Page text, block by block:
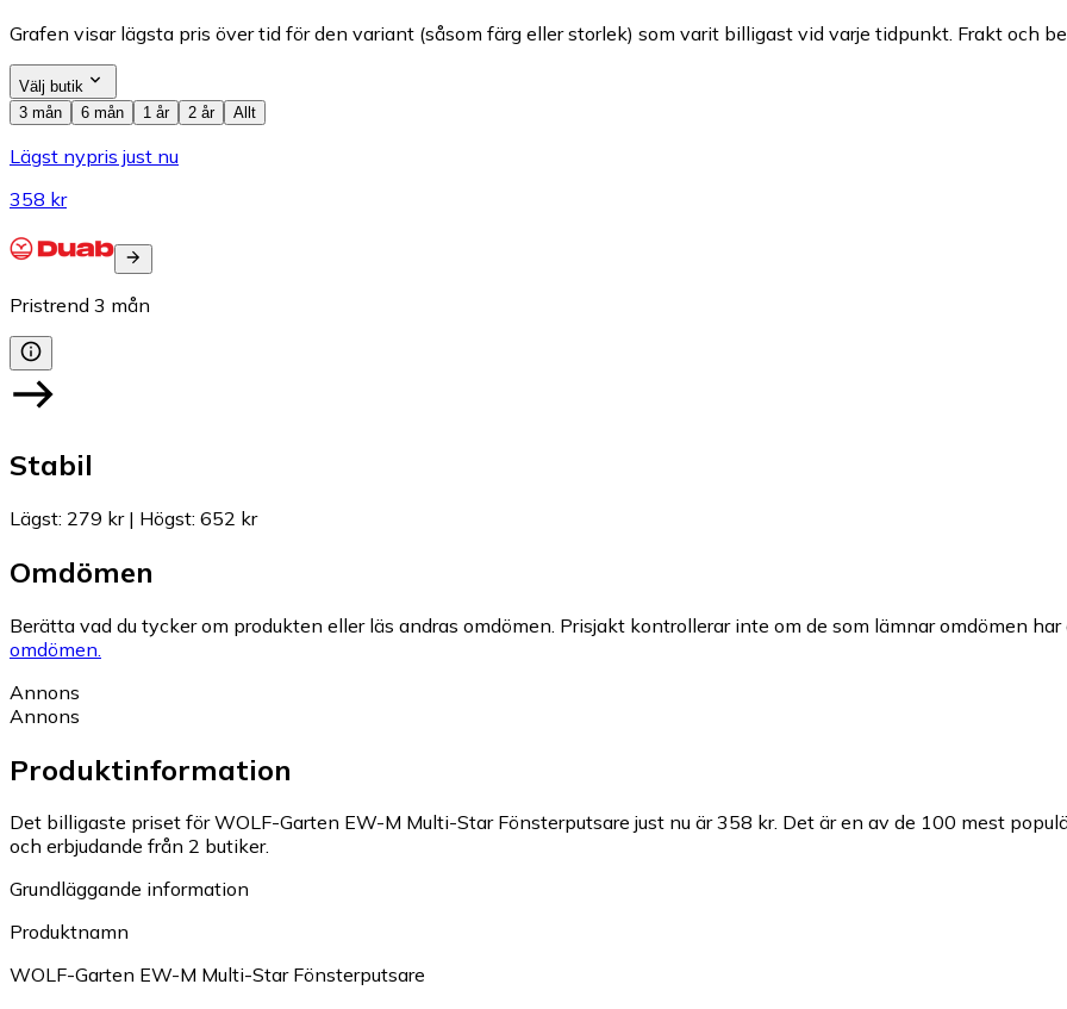
Grafen visar lägsta pris över tid för den variant (såsom färg eller storlek) som varit billigast vid varje tidpunkt. Frakt och
Välj butik
3 mån
6 mån 1 år 2 år Allt
Lägst nypris just nu
358 kr
Pristrend 3 mån
Stabil
Lägst: 279 kr| Högst: 652 kr
Omdömen
Berätta vad du tycker om produkten eller läs andras omdömen. Prisjakt kontrollerar inte om de som lämnar omdömen
omdömen.
Annons
Annons
Produktinformation
Det billigaste priset för WOLF-Garten EW-M Multi-Star Fönsterputsare just nu är 358 kr. Det är en av de 100 mest
och erbjudande från 2 butiker.
Grundläggande information
Produktnamn
WOLF-Garten EW-M Multi-Star Fönsterputsare